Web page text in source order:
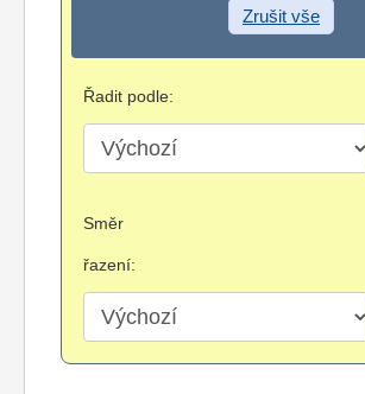
Zrušit vše
Řadit podle:
Směr
řazení: